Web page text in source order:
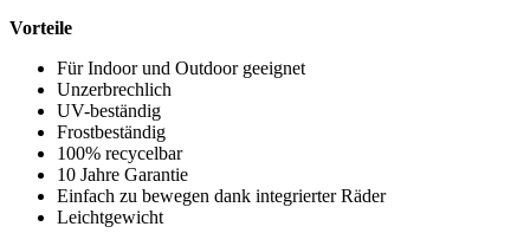
Vorteile
Für Indoor und Outdoor geeignet
Unzerbrechlich
UV-beständig
Frostbeständig
100% recycelbar
10 Jahre Garantie
Einfach zu bewegen dank integrierter Räder
Leichtgewicht